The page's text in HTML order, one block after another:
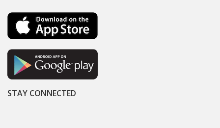
STAY CONNECTED